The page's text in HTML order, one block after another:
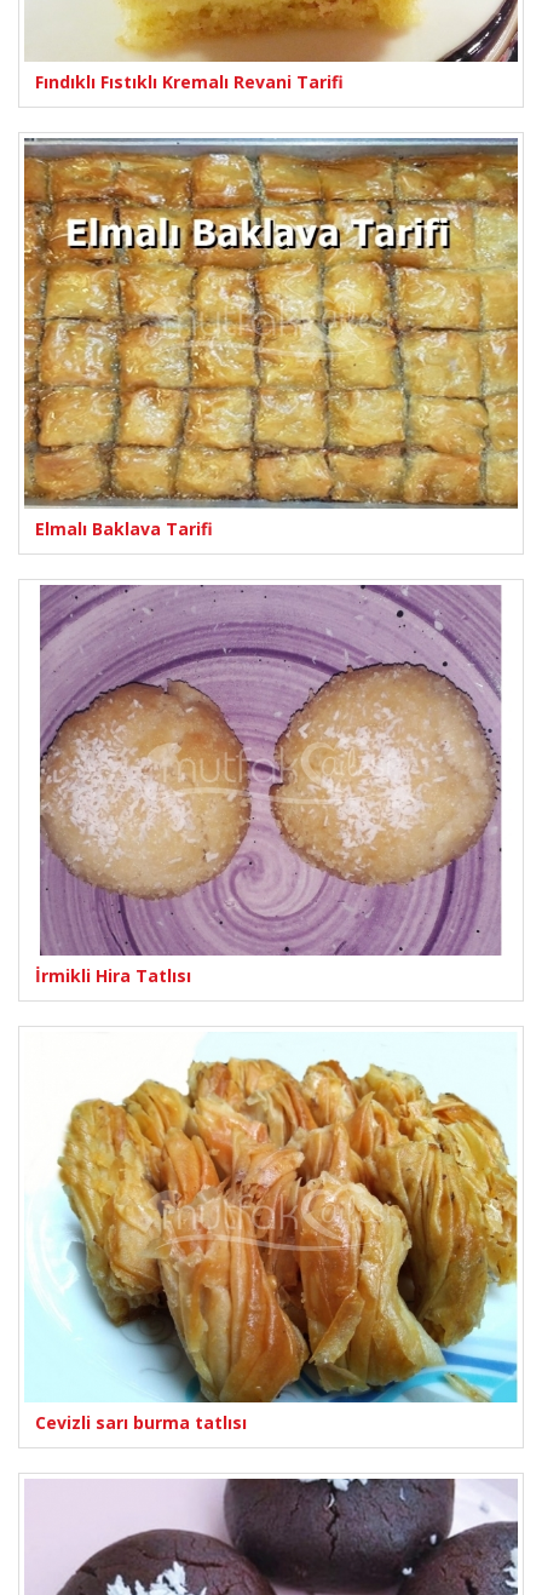
Fındıklı Fıstıklı Kremalı Revani Tarifi
Elmalı Baklava Tarifi
İrmikli Hira Tatlısı
Cevizli sarı burma tatlısı